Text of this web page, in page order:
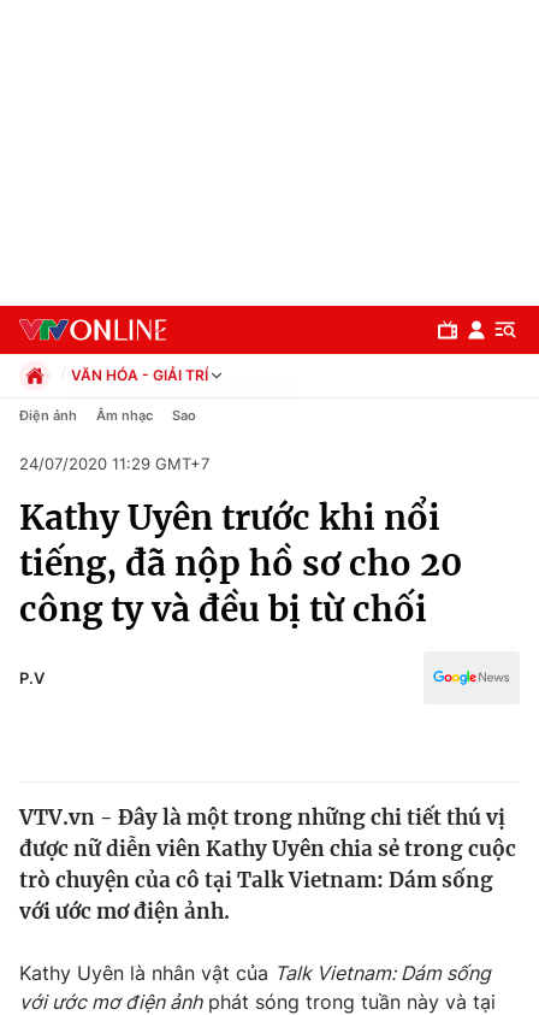
Chuyên mục
Chính trị
Xã hội
Pháp luật
Thế giới
Tin tức
Thế giới đó đây
Câu chuyện quốc tế
Kinh tế
Thị trường
Dữ liệu và đời sống
VĂN HÓA - GIẢI TRÍ
Chính trị
Pháp luật
Kinh tế
Thể thao
Truyền hình
Văn hóa - Giải trí
Y tế
Điện ảnh Âm nhạc Sao
24/07/2020 11:29 GMT+7
Kathy Uyên trước khi nổi
tiếng, đã nộp hồ sơ cho 20
công ty và đều bị từ chối
P.V
VTV.vn - Đây là một trong những chi tiết thú vị
được nữ diễn viên Kathy Uyên chia sẻ trong cuộc
trò chuyện của cô tại Talk Vietnam: Dám sống
với ước mơ điện ảnh.
Kathy Uyên là nhân vật của Talk Vietnam: Dám sống
với ước mơ điện ảnhphát sóng trong tuần này và tại